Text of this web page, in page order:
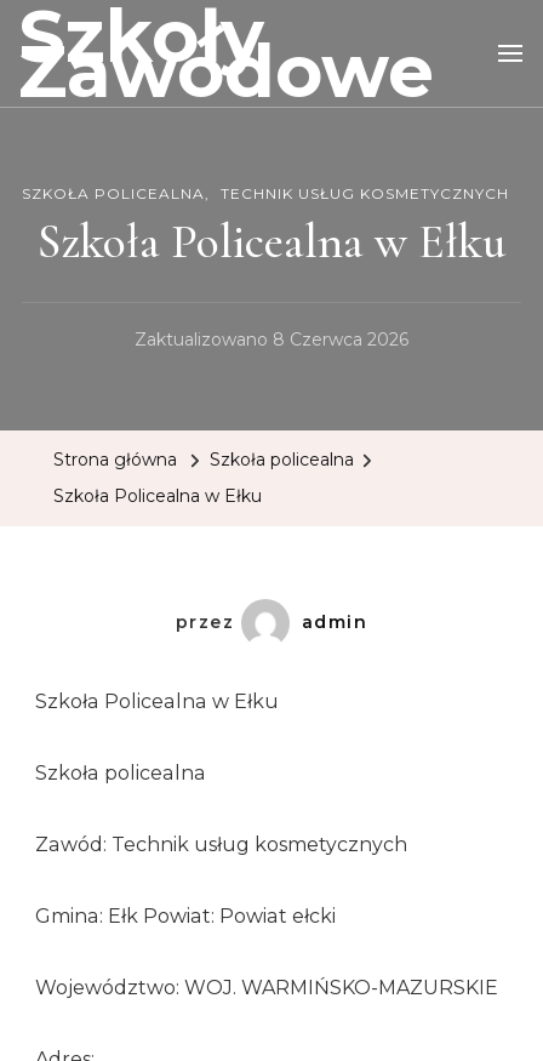
Szkoły
Zawodowe
SZKOŁA POLICEALNA TECHNIK USŁUG KOSMETYCZNYCH
Szkoła Policealna w Ełku
Zaktualizowano 8 Czerwca 2026
Strona główna
Szkoła policealna
Szkoła Policealna w Ełku
przez admin
Szkoła Policealna w Ełku
Szkoła policealna
Zawód: Technik usług kosmetycznych
Gmina: Ełk Powiat: Powiat ełcki
Województwo: WOJ. WARMIŃSKO-MAZURSKIE